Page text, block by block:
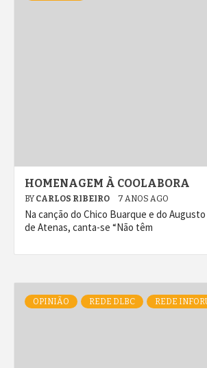
HOMENAGEM À COOLABORA
BY CARLOS RIBEIRO 7 ANOS AGO
Na canção do Chico Buarque e do
de Atenas, canta-se “Não têm
OPINIÃO REDE DLBC REDE